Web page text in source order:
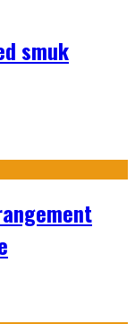
smuk